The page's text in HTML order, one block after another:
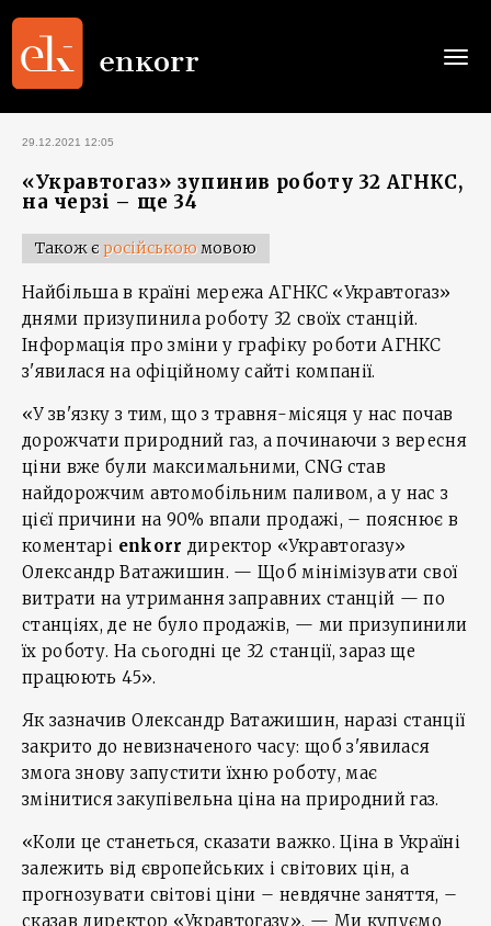
29.12.2021 12:05
«Укравтогаз» зупинив роботу 32 АГНКС,
на черзі – ще 34
Також єросійськоюмовою
Найбільша в країні мережа АГНКС «Укравтогаз»
днями призупинила роботу 32 своїх станцій.
Інформація про зміни у графіку роботи АГНКС
з'явилася на офіційному сайті компанії.
«У зв'язку з тим, що з травня-місяця у нас почав
дорожчати природний газ, а починаючи з вересня
ціни вже були максимальними, CNG став
найдорожчим автомобільним паливом, а у нас з
цієї причини на 90% впали продажі, – пояснює в
коментарі enkorr директор «Укравтогазу»
Олександр Ватажишин. — Щоб мінімізувати свої
витрати на утримання заправних станцій — по
станціях, де не було продажів, — ми призупинили
їх роботу. На сьогодні це 32 станції, зараз ще
працюють 45».
Як зазначив Олександр Ватажишин, наразі станції
закрито до невизначеного часу: щоб з'явилася
змога знову запустити їхню роботу, має
змінитися закупівельна ціна на природний газ.
«Коли це станеться, сказати важко. Ціна в Україні
залежить від європейських і світових цін, а
прогнозувати світові ціни – невдячне заняття, –
сказав директор «Укравтогазу». — Ми купуємо